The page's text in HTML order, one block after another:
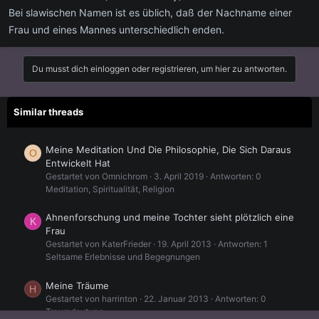
Bei slawischen Namen ist es üblich, daß der Nachname einer
Frau und eines Mannes unterschiedlich enden.
Du musst dich einloggen oder registrieren, um hier zu antworten.
Similar threads
O
Meine Meditation Und Die Philosophie, Die Sich Daraus
Entwickelt Hat
Gestartet von Omnichrom 3. April 2019
Antworten: 0
Meditation, Spiritualität, Religion
K
Ahnenforschung und meine Tochter sieht plötzlich eine
Frau
Gestartet von KaterFrieder 19. April 2013
Antworten: 1
Seltsame Erlebnisse und Begegnungen
H Meine Träume
Gestartet von harrinton 22. Januar 2013
Antworten: 0
Traumdeutung